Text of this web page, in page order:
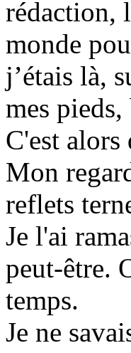
rédaction,
monde
j’étais là,
mes
C'est alors
Mon
reflets
Je l'ai
peut-être.
temps.
Je ne